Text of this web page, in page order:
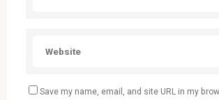
Save my name, email, and site URL in my